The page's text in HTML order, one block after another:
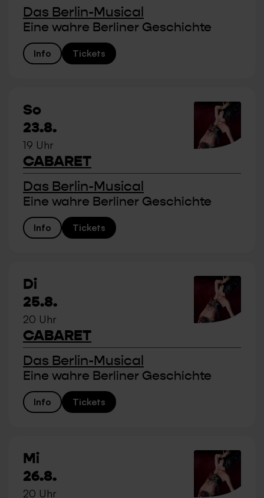
Das Berlin-Musical
Eine wahre Berliner Geschichte
Info Tickets
So
23.8.
19 Uhr
CABARET
Das Berlin-Musical
Eine wahre Berliner Geschichte
Info Tickets
Di
25.8.
20 Uhr
CABARET
Das Berlin-Musical
Eine wahre Berliner Geschichte
Info Tickets
Mi
26.8.
20 Uhr